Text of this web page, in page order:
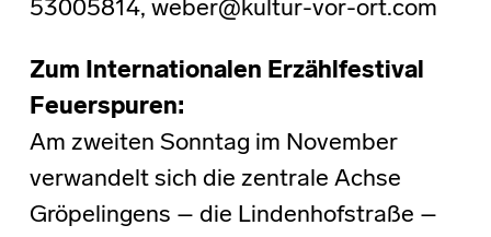
53005814, weber@kultur-vor-ort.com
Zum Internationalen Erzählfestival
Feuerspuren:
Am zweiten Sonntag im November
verwandelt sich die zentrale Achse
Gröpelingens – die Lindenhofstraße –